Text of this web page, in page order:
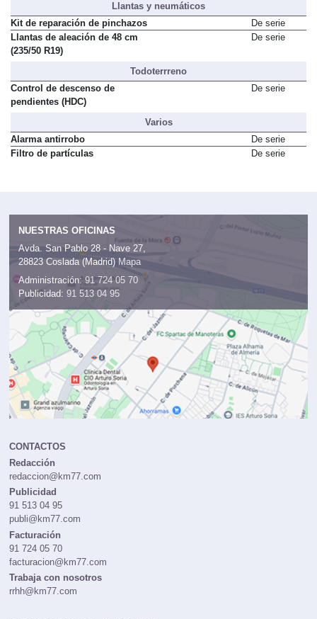
Llantas y neumáticos
Kit de reparación de pinchazos
De serie
Llantas de aleación de 48 cm
(235/50 R19)
De serie
Todoterrreno
Control de descenso de
pendientes (HDC)
De serie
Varios
Alarma antirrobo
De serie
Filtro de partículas
De serie
NUESTRAS OFICINAS
Avda. San Pablo 28 - Nave 27,
28823 Coslada (Madrid) Mapa
Administración: 91 724 05 70
Publicidad: 91 513 04 95
CONTACTOS
Redacción
redaccion@km77.com
Publicidad
91 513 04 95
publi@km77.com
Facturación
91 724 05 70
facturacion@km77.com
Trabaja con nosotros
rrhh@km77.com